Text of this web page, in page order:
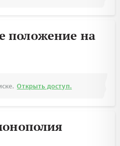
на
Открыть доступ.